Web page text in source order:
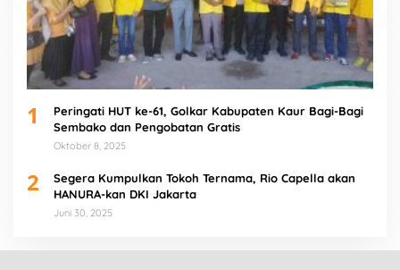
1
Peringati HUT ke-61, Golkar Kabupaten Kaur Bagi-Bagi
Sembako dan Pengobatan Gratis
Oktober 8, 2025
2
Segera Kumpulkan Tokoh Ternama, Rio Capella akan
HANURA-kan DKI Jakarta
Juni 30, 2025